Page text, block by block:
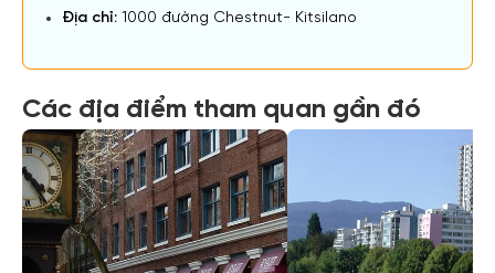
Địa chỉ: 1000 đường Chestnut- Kitsilano
Các địa điểm tham quan gần đó